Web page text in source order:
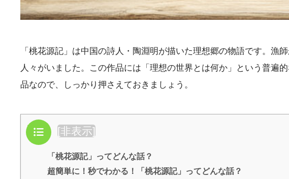
「桃花源記」は中国の詩人・陶淵明が描いた理想郷の物語です。
人々がいました。この作品には「理想の世界とは何か」という普遍
品なので、しっかり押さえておきましょう。
目次 [非表示]
「桃花源記」ってどんな話？
超簡単に！秒でわかる！「桃花源記」ってどんな話？